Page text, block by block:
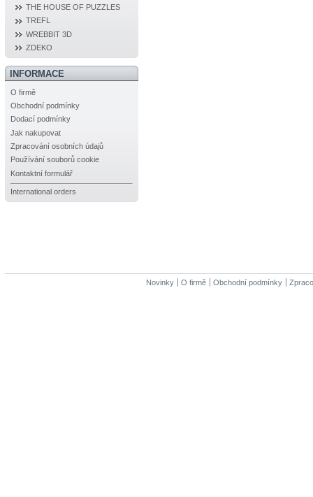
THE HOUSE OF PUZZLES
TREFL
WREBBIT 3D
ZDEKO
INFORMACE
O firmě
Obchodní podmínky
Dodací podmínky
Jak nakupovat
Zpracování osobních údajů
Používání souborů cookie
Kontaktní formulář
International orders
Novinky O firmě Obchodní podmínky